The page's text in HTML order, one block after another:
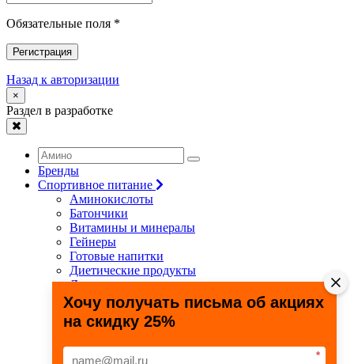
Обязательные поля *
Регистрация
Назад к авторизации
×
Раздел в разработке
Бренды
Спортивное питание
Аминокислоты
Батончики
Витамины и минералы
Гейнеры
Готовые напитки
Диетические продукты
Для связок и суставов
Жиросжигатели
Здоровье и долголетие
Креатин
Специальные препараты
Хочу получать письма об акциях
на скидку 25%
*